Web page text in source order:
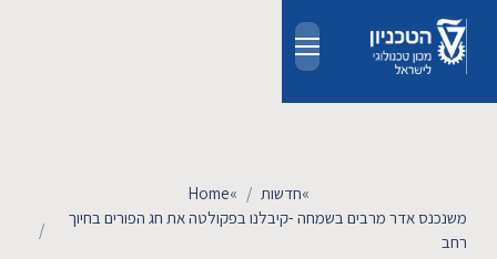
לימודים
Home» חדשות»
משנכנס אדר מרבים בשמחה -קיבלנו בפקולטה את חג הפורים בחיוך
רחב